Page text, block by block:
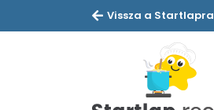
Vissza a Startlapra